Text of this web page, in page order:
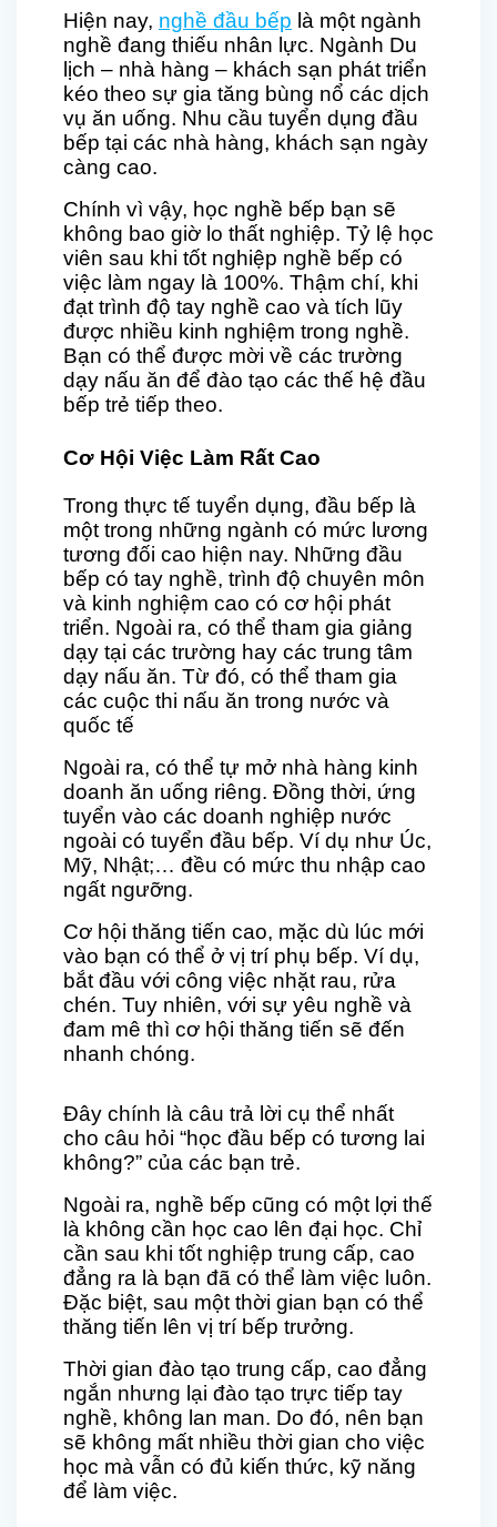
Hiện nay, nghề đầu bếp là một ngành
nghề đang thiếu nhân lực. Ngành Du
lịch – nhà hàng – khách sạn phát triển
kéo theo sự gia tăng bùng nổ các dịch
vụ ăn uống. Nhu cầu tuyển dụng đầu
bếp tại các nhà hàng, khách sạn ngày
càng cao.
Chính vì vậy, học nghề bếp bạn sẽ
không bao giờ lo thất nghiệp. Tỷ lệ học
viên sau khi tốt nghiệp nghề bếp có
việc làm ngay là 100%. Thậm chí, khi
đạt trình độ tay nghề cao và tích lũy
được nhiều kinh nghiệm trong nghề.
Bạn có thể được mời về các trường
dạy nấu ăn để đào tạo các thế hệ đầu
bếp trẻ tiếp theo.
Cơ Hội Việc Làm Rất Cao
Trong thực tế tuyển dụng, đầu bếp là
một trong những ngành có mức lương
tương đối cao hiện nay. Những đầu
bếp có tay nghề, trình độ chuyên môn
và kinh nghiệm cao có cơ hội phát
triển. Ngoài ra, có thể tham gia giảng
dạy tại các trường hay các trung tâm
dạy nấu ăn. Từ đó, có thể tham gia
các cuộc thi nấu ăn trong nước và
quốc tế
Ngoài ra, có thể tự mở nhà hàng kinh
doanh ăn uống riêng. Đồng thời, ứng
tuyển vào các doanh nghiệp nước
ngoài có tuyển đầu bếp. Ví dụ như Úc,
Mỹ, Nhật;… đều có mức thu nhập cao
ngất ngưỡng.
Cơ hội thăng tiến cao, mặc dù lúc mới
vào bạn có thể ở vị trí phụ bếp. Ví dụ,
bắt đầu với công việc nhặt rau, rửa
chén. Tuy nhiên, với sự yêu nghề và
đam mê thì cơ hội thăng tiến sẽ đến
nhanh chóng.
Đây chính là câu trả lời cụ thể nhất
cho câu hỏi “học đầu bếp có tương lai
không?” của các bạn trẻ.
Ngoài ra, nghề bếp cũng có một lợi thế
là không cần học cao lên đại học. Chỉ
cần sau khi tốt nghiệp trung cấp, cao
đẳng ra là bạn đã có thể làm việc luôn.
Đặc biệt, sau một thời gian bạn có thể
thăng tiến lên vị trí bếp trưởng.
Thời gian đào tạo trung cấp, cao đẳng
ngắn nhưng lại đào tạo trực tiếp tay
nghề, không lan man. Do đó, nên bạn
sẽ không mất nhiều thời gian cho việc
học mà vẫn có đủ kiến thức, kỹ năng
để làm việc.